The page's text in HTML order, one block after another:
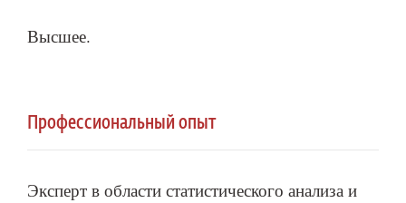
Высшее.
Профессиональный опыт
Эксперт в области статистического анализа и